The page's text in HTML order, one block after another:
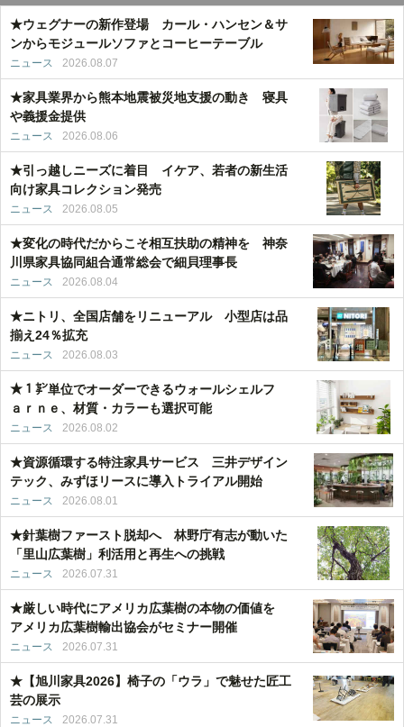
★ウェグナーの新作登場 カール・ハンセン＆サ
ンからモジュールソファとコーヒーテーブル
ニュース 2026.08.07
★家具業界から熊本地震被災地支援の動き 寝具
や義援金提供
ニュース 2026.08.06
★引っ越しニーズに着目 イケア、若者の新生活
向け家具コレクション発売
ニュース 2026.08.05
★変化の時代だからこそ相互扶助の精神を 神奈
川県家具協同組合通常総会で細貝理事長
ニュース 2026.08.04
★ニトリ、全国店舗をリニューアル 小型店は品
揃え24％拡充
ニュース 2026.08.03
★１㌢単位でオーダーできるウォールシェルフ
ａｒｎｅ、材質・カラーも選択可能
ニュース 2026.08.02
★資源循環する特注家具サービス 三井デザイン
テック、みずほリースに導入トライアル開始
ニュース 2026.08.01
★針葉樹ファースト脱却へ 林野庁有志が動いた
「里山広葉樹」利活用と再生への挑戦
ニュース 2026.07.31
★厳しい時代にアメリカ広葉樹の本物の価値を
アメリカ広葉樹輸出協会がセミナー開催
ニュース 2026.07.31
★【旭川家具2026】椅子の「ウラ」で魅せた匠工
芸の展示
ニュース 2026.07.31